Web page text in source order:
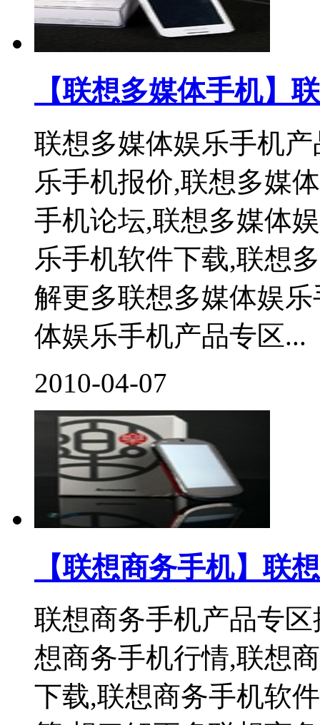
【联想多媒体手机】
联想多媒体娱乐手机
乐手机报价,联想多媒
手机论坛,联想多媒体
乐手机软件下载,联想
解更多联想多媒体娱
体娱乐手机产品专区...
2010-04-07
【联想商务手机】联
联想商务手机产品专
想商务手机行情,联想
下载,联想商务手机软